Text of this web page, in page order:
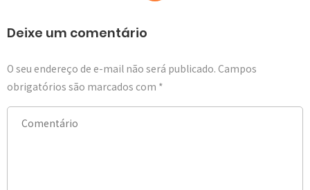
Deixe um comentário
O seu endereço de e-mail não será publicado. Campos
obrigatórios são marcados com *